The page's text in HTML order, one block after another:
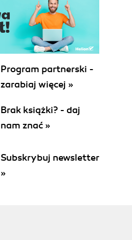
Program partnerski -
zarabiaj więcej »
Brak książki? - daj
nam znać »
Subskrybuj newsletter
»